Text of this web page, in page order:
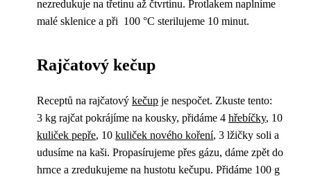
nezredukuje na třetinu až čtvrtinu. Protlakem naplníme
malé sklenice a při 100 °C sterilujeme 10 minut.
Rajčatový kečup
Receptů na rajčatový kečup je nespočet. Zkuste tento:
3 kg rajčat pokrájíme na kousky, přidáme 4 hřebíčky, 10
kuliček pepře, 10 kuliček nového koření, 3 lžičky soli a
udusíme na kaši. Propasírujeme přes gázu, dáme zpět do
hrnce a zredukujeme na hustotu kečupu. Přidáme 100 g